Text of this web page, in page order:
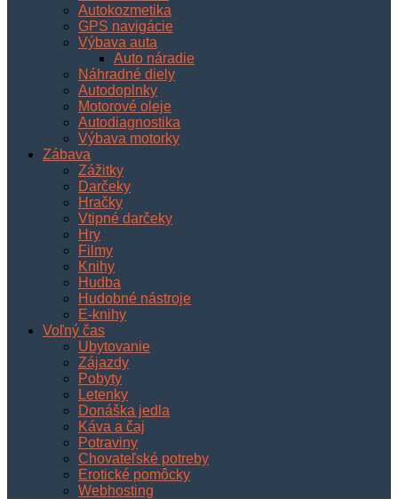
Autokozmetika
GPS navigácie
Výbava auta
Auto náradie
Náhradné diely
Autodoplnky
Motorové oleje
Autodiagnostika
Výbava motorky
Zábava
Zážitky
Darčeky
Hračky
Vtipné darčeky
Hry
Filmy
Knihy
Hudba
Hudobné nástroje
E-knihy
Voľný čas
Ubytovanie
Zájazdy
Pobyty
Letenky
Donáška jedla
Káva a čaj
Potraviny
Chovateľské potreby
Erotické pomôcky
Webhosting